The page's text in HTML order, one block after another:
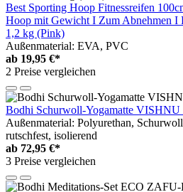
Best Sporting Hoop Fitnessreifen
Hoop mit Gewicht I Zum Abnehmen I
1,2 kg (Pink)
Außenmaterial: EVA, PVC
ab 19,95 €*
2 Preise vergleichen
Bodhi Schurwoll-Yogamatte VISHNU
Außenmaterial: Polyurethan,
rutschfest, isolierend
ab 72,95 €*
3 Preise vergleichen